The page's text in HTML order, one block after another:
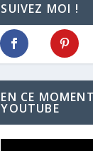
SUIVEZ MOI !
EN CE
YOUTUBE